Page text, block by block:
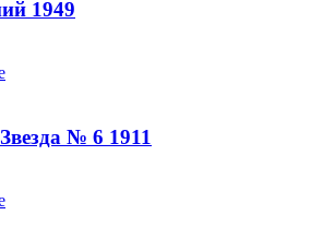
1949
Звезда № 6 1911